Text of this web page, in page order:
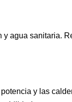
agua sanitaria.
y las